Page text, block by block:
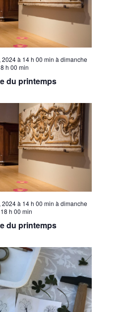
du printemps
à 14 h 00 min à dimanche
h 00 min
du printemps
à 14 h 00 min à dimanche
h 00 min